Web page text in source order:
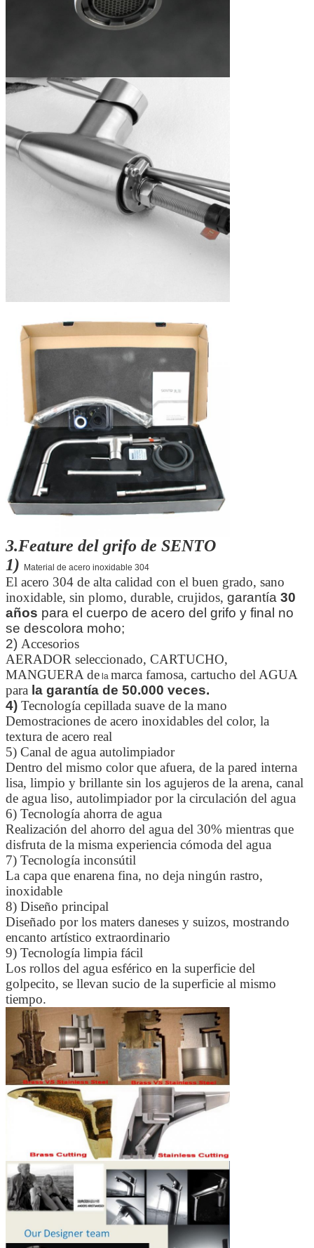
Deja un mensaje
¡Te llamaremos pronto!
3.Feature del grifo de SENTO
1) Material de acero inoxidable 304
El acero 304 de alta calidad con el buen grado, sano
inoxidable, sin plomo, durable, crujidos, garantía 30
años para el cuerpo de acero del grifo y final no
se descolora moho;
2) Accesorios
AERADOR seleccionado, CARTUCHO,
MANGUERA de la marca famosa, cartucho del AGUA
para la garantía de 50.000 veces.
4) Tecnología cepillada suave de la mano
Demostraciones de acero inoxidables del color, la
textura de acero real
5) Canal de agua autolimpiador
Dentro del mismo color que afuera, de la pared interna
lisa, limpio y brillante sin los agujeros de la arena, canal
de agua liso, autolimpiador por la circulación del agua
6) Tecnología ahorra de agua
Realización del ahorro del agua del 30% mientras que
disfruta de la misma experiencia cómoda del agua
7) Tecnología inconsútil
La capa que enarena fina, no deja ningún rastro,
inoxidable
8) Diseño principal
Diseñado por los maters daneses y suizos, mostrando
encanto artístico extraordinario
9) Tecnología limpia fácil
Los rollos del agua esférico en la superficie del
golpecito, se llevan sucio de la superficie al mismo
tiempo.